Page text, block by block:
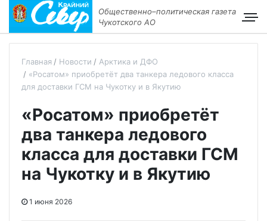
Общественно–политическая газета
Чукотского АО
Главная Новости
Арктика и ДФО
«Росатом» приобретёт два танкера ледового класса
для доставки ГСМ на Чукотку и в Якутию
«Росатом» приобретёт
два танкера ледового
класса для доставки ГСМ
на Чукотку и в Якутию
1 июня 2026